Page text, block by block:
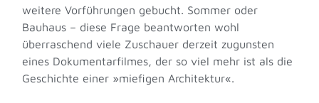
weitere Vorführungen gebucht. Sommer oder
Bauhaus – diese Frage beantworten wohl
überraschend viele Zuschauer derzeit zugunsten
eines Dokumentarfilmes, der so viel mehr ist als die
Geschichte einer »miefigen Architektur«.